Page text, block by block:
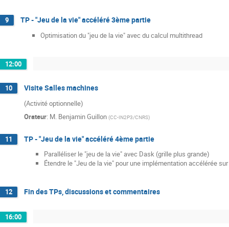
9 TP - "Jeu de la vie" accéléré 3ème partie
Optimisation du "jeu de la vie" avec du calcul multithread
12:00
10 Visite Salles machines
(Activité optionnelle)
Orateur: M. Benjamin Guillon (CC-IN2P3/CNRS)
11 TP - "Jeu de la vie" accéléré 4ème partie
Paralléliser le "jeu de la vie" avec Dask (grille plus grande)
Étendre le "Jeu de la vie" pour une implémentation accélérée
12 Fin des TPs, discussions et commentaires
16:00